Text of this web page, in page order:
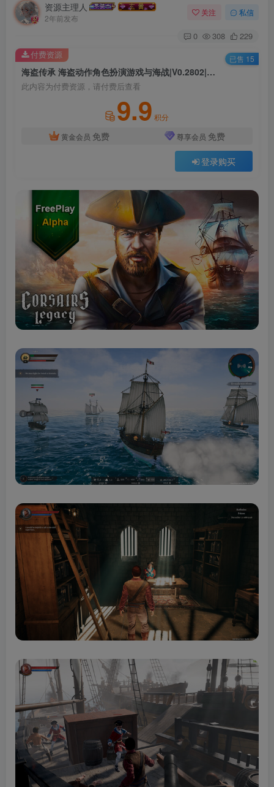
资源主理人
2年前发布
关注 私信
0 308 229
海盗传承 海盗动作角色扮演游戏与海战|V0.2802|官方中文|解压即撸|
此内容为付费资源，请付费后查看
9.9 积分
黄金会员 免费 尊享会员 免费
登录购买
付费资源 已售 15